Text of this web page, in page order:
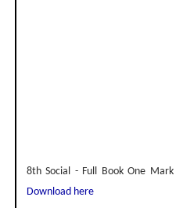
8th Social - Full Book One
Download here